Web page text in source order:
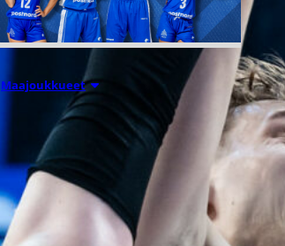
Maajoukkueet 06.08.2026 10:14
Edulliset liput
Susijengin ja